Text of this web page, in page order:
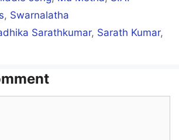
, Swarnalatha
Sarathkumar, Sarath Kumar,